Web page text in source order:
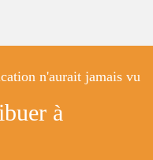
n'aurait jamais vu
à